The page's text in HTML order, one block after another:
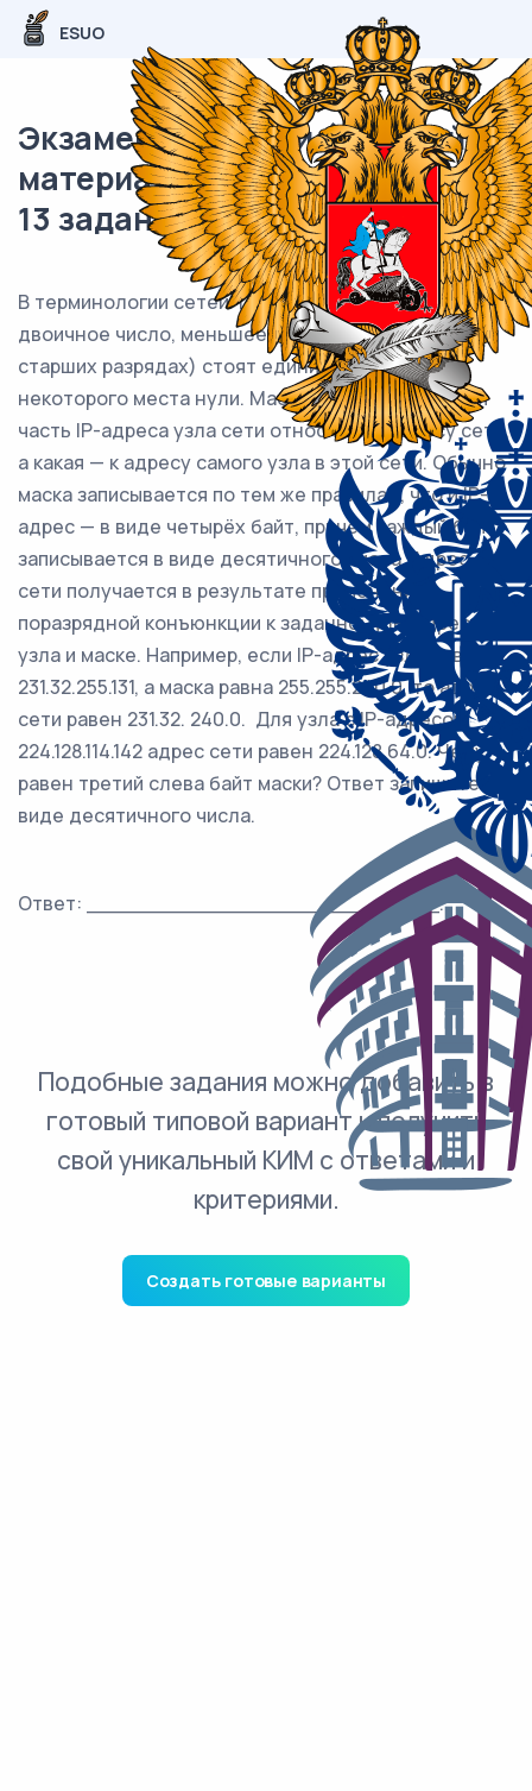
ESUO
Экзаменационный (типовой)
материал ЕГЭ / Информатика /
13 задание (24) / 14
В терминологии сетей TCP/IP маска сети — это
двоичное число, меньшее 232; в маске сначала (в
старших разрядах) стоят единицы, а затем с
некоторого места нули. Маска определяет, какая
часть IP-адреса узла сети относится к адресу сети,
а какая — к адресу самого узла в этой сети. Обычно
маска записывается по тем же правилам, что и IP-
адрес — в виде четырёх байт, причём каждый байт
записывается в виде десятичного числа. Адрес
сети получается в результате применения
поразрядной конъюнкции к заданному IP-адресу
узла и маске. Например, если IP-адрес узла равен
231.32.255.131, а маска равна 255.255.240.0, то адрес
сети равен 231.32. 240.0. Для узла с IP-адресом
224.128.114.142 адрес сети равен 224.128.64.0. Чему
равен третий слева байт маски? Ответ запишите в
виде десятичного числа.
Ответ: ___________________________.
Подобные задания можно добавить в
готовый типовой вариант и получить
свой уникальный КИМ с ответами и
критериями.
Создать готовые варианты